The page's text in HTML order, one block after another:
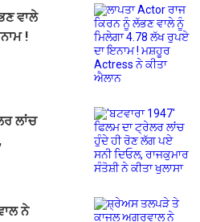
ਵਾਲੇ
!
ਲਾਂਚ
ਨੇ